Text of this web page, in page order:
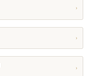
›
›
›